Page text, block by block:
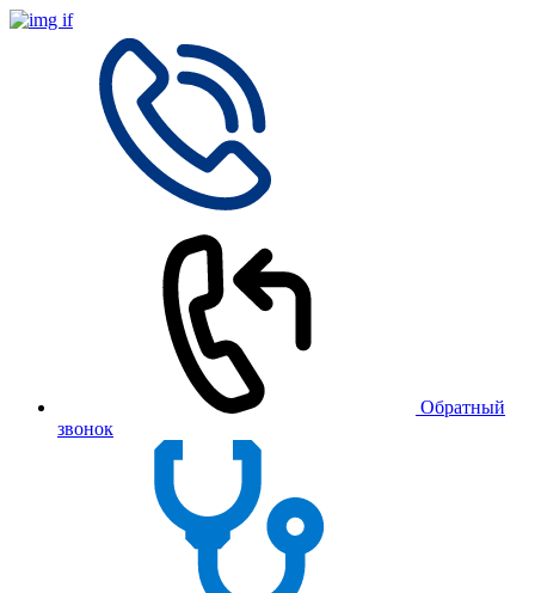
Обратный
звонок